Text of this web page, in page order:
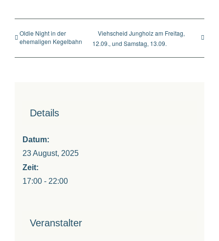
Oldie Night in der
ehemaligen Kegelbahn
Viehscheid Jungholz am Freitag,
12.09., und Samstag, 13.09.
Details
Datum:
23 August, 2025
Zeit:
17:00 - 22:00
Veranstalter